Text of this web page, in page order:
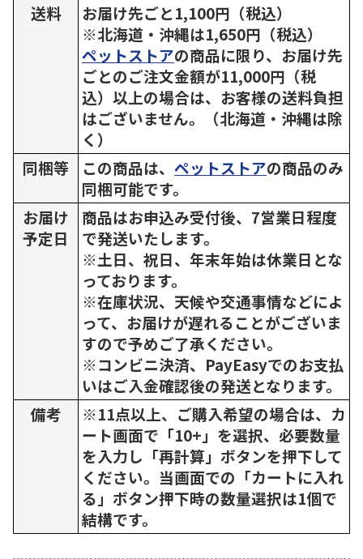
送料
お届け先ごと1,100円（税込）
※北海道・沖縄は1,650円（税込）
ペットストアの商品に限り、お届け先
ごとのご注文金額が11,000円（税
込）以上の場合は、お客様の送料負担
はございません。（北海道・沖縄は除
く）
同梱等
この商品は、 ペットストアの商品のみ
同梱可能です。
お届け
予定日
商品はお申込み受付後、7営業日程度
で発送いたします。
※土日、祝日、年末年始は休業日とな
っております。
※在庫状況、天候や交通事情などによ
って、お届けが遅れることがございま
すので予めご了承ください。
※コンビニ決済、PayEasyでのお支払
いはご入金確認後の発送となります。
備考
※11点以上、ご購入希望の場合は、カ
ート画面で「10+」を選択、必要数量
を入力し「再計算」ボタンを押下して
ください。当画面での「カートに入れ
る」ボタン押下時の数量選択は1個で
結構です。